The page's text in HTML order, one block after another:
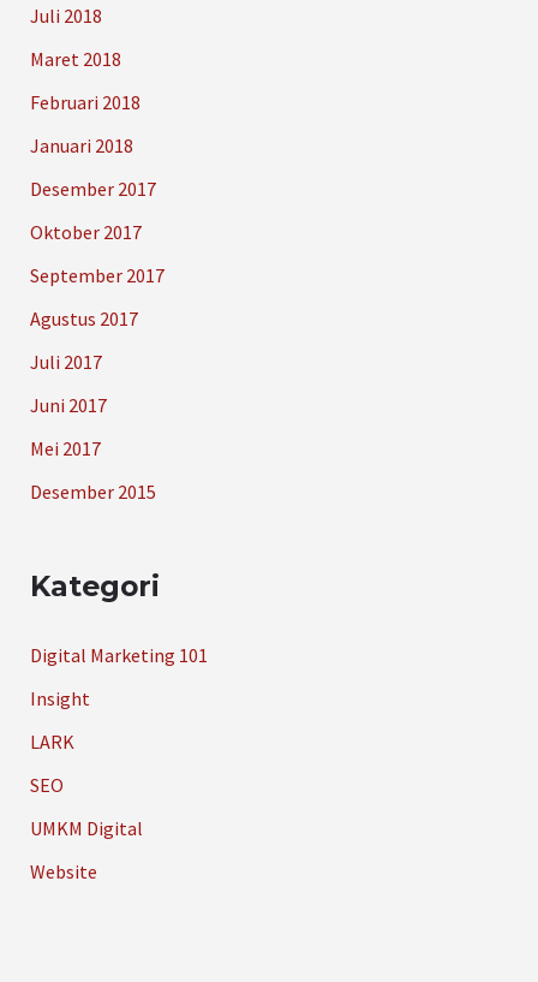
Juli 2018
Maret 2018
Februari 2018
Januari 2018
Desember 2017
Oktober 2017
September 2017
Agustus 2017
Juli 2017
Juni 2017
Mei 2017
Desember 2015
Kategori
Digital Marketing 101
Insight
LARK
SEO
UMKM Digital
Website